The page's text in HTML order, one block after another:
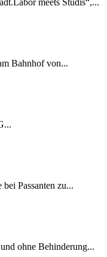
meets Studis“,...
Bahnhof von...
Passanten zu...
ohne Behinderung...